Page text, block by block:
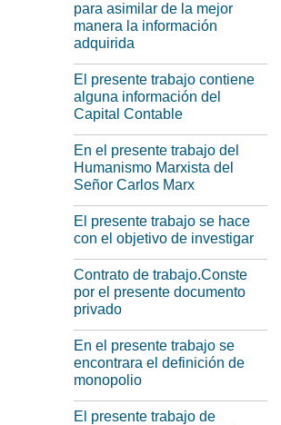
para asimilar de la mejor
manera la información
adquirida
El presente trabajo contiene
alguna información del
Capital Contable
En el presente trabajo del
Humanismo Marxista del
Señor Carlos Marx
El presente trabajo se hace
con el objetivo de investigar
Contrato de trabajo.Сonste
por el presente documento
privado
En el presente trabajo se
encontrara el definición de
monopolio
El presente trabajo de